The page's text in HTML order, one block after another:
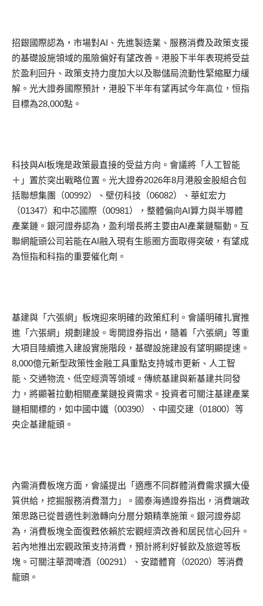
招銀國際認為，市場對AI、先進製造業、服務消費及政策支援
的基礎設施領域的風險偏好有望改善。港股下半年表現將受益
於盈利回升、政策支持力度加大以及聯儲局流動性緊縮壓力緩
解。光大證券國際預計，港股下半年有望再試今年高位，恒指
目標為28,000點。
科技與AI板塊是政策最直接的受益方向。會議將「人工智能
＋」置於突出戰略位置。光大證券2026年8月港股金股組合包
括聯想集團（00992）、壁仞科技（06082）、華虹宏力
（01347）和中芯國際（00981），整體偏向AI算力與半導體
產業鏈。銀河證券認為，盈利增長將主要由AI產業鏈驅動。互
聯網龍頭公司若能在AI融入現有生態圈方面取得突破，有望成
為恒指和科指的重要催化劑。
基建與「六張網」板塊迎來明確的政策紅利。會議明確扎實推
進「六張網」規劃建設。粵開證券指出，隨着「六張網」等重
大項目陸續進入建設實施階段，基礎設施建設有望明顯提速。
8,000億元新型政策性金融工具重點支持城市更新、人工智
能、交通物流、低空經濟等領域。傳統基建與新基建共同發
力，將顯著拉動相關產業鏈投資需求。投資者可關注基建產業
鏈相關標的，如中國中鐵（00390）、中國交建（01800）等
央企基建龍頭。
內需消費板塊方面，會議提出「適應不同群體消費需求擴大優
質供給，挖掘服務消費潛力」。國泰海通證券指出，消費端政
策思路已從普適性刺激轉向分層分類精準施策。銀河證券認
為，消費板塊全面復甦依賴於宏觀經濟改善和居民信心回升。
若內地推出宏觀政策支持消費，預計將利好餐飲及旅遊等板
塊。可關注華潤啤酒（00291）、安踏體育（02020）等消費
龍頭。